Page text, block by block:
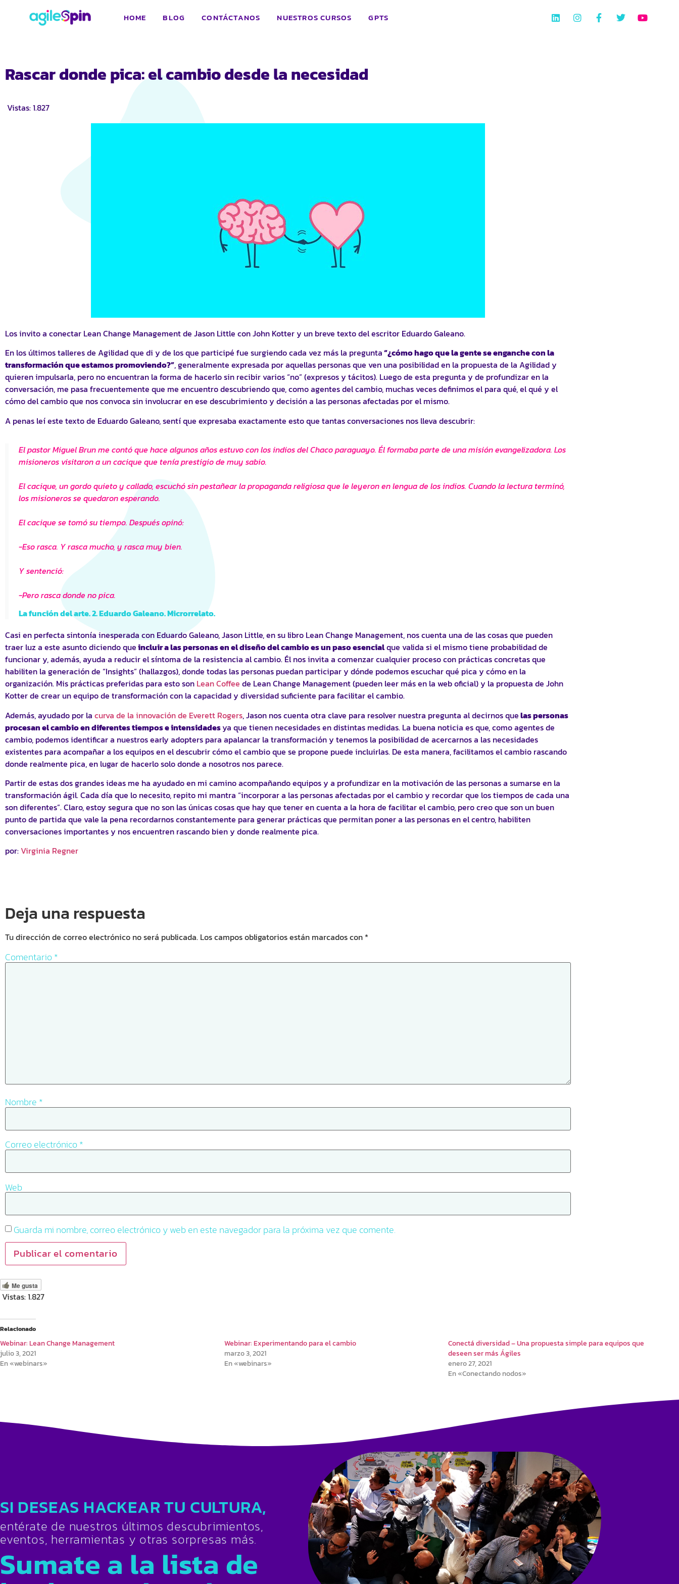
HOME BLOG CONTÁCTANOS NUESTROS CURSOS GPTS
Rascar donde pica: el cambio desde la necesidad
Vistas:1.827
Los invito a conectar Lean Change Management de Jason Little con John Kotter y un breve texto del escritor Eduardo Galeano.
En los últimos talleres de Agilidad que di y de los que participé fue surgiendo cada vez más la pregunta“¿cómo hago que la gente se enganche con la
transformación que estamos promoviendo?”, generalmente expresada por aquellas personas que ven una posibilidad en la propuesta de la Agilidad y
quieren impulsarla, pero no encuentran la forma de hacerlo sin recibir varios “no” (expresos y tácitos). Luego de esta pregunta y de profundizar en la
conversación, me pasa frecuentemente que me encuentro descubriendo que, como agentes del cambio, muchas veces definimos el para qué, el qué y el
cómo del cambio que nos convoca sin involucrar en ese descubrimiento y decisión a las personas afectadas por el mismo.
A penas leí este texto de Eduardo Galeano, sentí que expresaba exactamente esto que tantas conversaciones nos lleva descubrir:
El pastor Miguel Brun me contó que hace algunos años estuvo con los indios del Chaco paraguayo. Él formaba parte de una misión evangelizadora. Los
misioneros visitaron a un cacique que tenía prestigio de muy sabio.
El cacique, un gordo quieto y callado, escuchó sin pestañear la propaganda religiosa que le leyeron en lengua de los indios. Cuando la lectura terminó,
los misioneros se quedaron esperando.
El cacique se tomó su tiempo. Después opinó:
-Eso rasca. Y rasca mucho, y rasca muy bien.
Y sentenció:
-Pero rasca donde no pica.
La función del arte. 2. Eduardo Galeano. Microrrelato.
Casi en perfecta sintonía inesperada con Eduardo Galeano, Jason Little, en su libro Lean Change Management, nos cuenta una de las cosas que pueden
traer luz a este asunto diciendo queincluir a las personas en el diseño del cambio es un paso esencialque valida si el mismo tiene probabilidad de
funcionar y, además, ayuda a reducir el síntoma de la resistencia al cambio. Él nos invita a comenzar cualquier proceso con prácticas concretas que
habiliten la generación de “Insights” (hallazgos), donde todas las personas puedan participar y dónde podemos escuchar qué pica y cómo en la
organización. Mis prácticas preferidas para esto son Lean Coffee de Lean Change Management (pueden leer más en la web oficial) y la propuesta de John
Kotter de crear un equipo de transformación con la capacidad y diversidad suficiente para facilitar el cambio.
Además, ayudado por la curva de la innovación de Everett Rogers, Jason nos cuenta otra clave para resolver nuestra pregunta al decirnos quelas personas
procesan el cambio en diferentes tiempos e intensidadesya que tienen necesidades en distintas medidas. La buena noticia es que, como agentes de
cambio, podemos identificar a nuestros early adopters para apalancar la transformación y tenemos la posibilidad de acercarnos a las necesidades
existentes para acompañar a los equipos en el descubrir cómo el cambio que se propone puede incluirlas. De esta manera, facilitamos el cambio rascando
donde realmente pica, en lugar de hacerlo solo donde a nosotros nos parece.
Partir de estas dos grandes ideas me ha ayudado en mi camino acompañando equipos y a profundizar en la motivación de las personas a sumarse en la
transformación ágil. Cada día que lo necesito, repito mi mantra “incorporar a las personas afectadas por el cambio y recordar que los tiempos de cada una
son diferentes”. Claro, estoy segura que no son las únicas cosas que hay que tener en cuenta a la hora de facilitar el cambio, pero creo que son un buen
punto de partida que vale la pena recordarnos constantemente para generar prácticas que permitan poner a las personas en el centro, habiliten
conversaciones importantes y nos encuentren rascando bien y donde realmente pica.
por:Virginia Regner
Deja una respuesta
Tu dirección de correo electrónico no será publicada. Los campos obligatorios están marcados con *
Comentario*
Nombre *
Correo electrónico*
Web
Guarda mi nombre, correo electrónico y web en este navegador para la próxima vez que comente.
Me gusta
Vistas:1.827
Relacionado
Webinar: Lean Change Management
julio 3, 2021
En «webinars»
Webinar: Experimentando para el cambio
marzo 3, 2021
En «webinars»
Conectá diversidad – Una propuesta simple para equipos que
deseen ser más Ágiles
enero 27, 2021
En «Conectando nodos»
SI DESEAS HACKEAR TU CULTURA,
entérate de nuestros últimos descubrimientos,
eventos, herramientas y otras sorpresas más.
Sumate a la lista de